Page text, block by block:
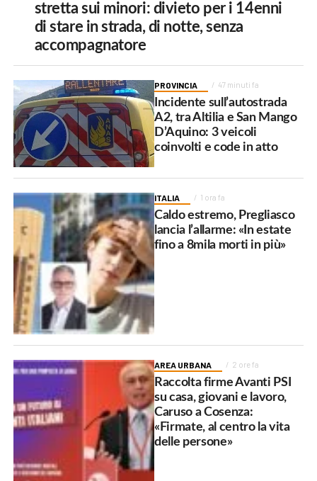
stretta sui minori: divieto per i 14enni
di stare in strada, di notte, senza
accompagnatore
PROVINCIA 47 minuti fa
Incidente sull’autostrada
A2, tra Altilia e San Mango
D’Aquino: 3 veicoli
coinvolti e code in atto
ITALIA 1 ora fa
Caldo estremo, Pregliasco
lancia l’allarme: «In estate
fino a 8mila morti in più»
AREA URBANA 2 ore fa
Raccolta firme Avanti PSI
su casa, giovani e lavoro,
Caruso a Cosenza:
«Firmate, al centro la vita
delle persone»